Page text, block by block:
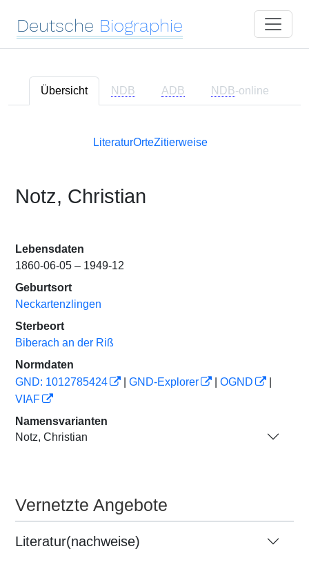
Deutsche Biographie
Übersicht NDB ADB NDB-online
LiteraturOrteZitierweise
Notz, Christian
Lebensdaten
1860-06-05 – 1949-12
Geburtsort
Neckartenzlingen
Sterbeort
Biberach an der Riß
Normdaten
GND: 1012785424
GND-Explorer OGND
VIAF
Namensvarianten
Notz, Christian
Vernetzte Angebote
Literatur(nachweise)